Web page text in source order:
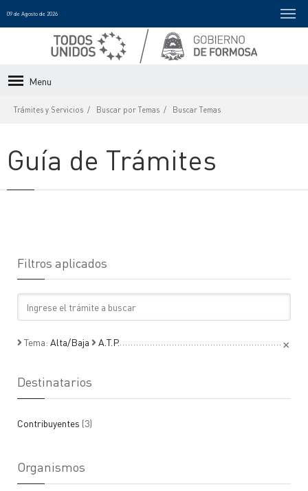
09 de Agosto de 2026
Menu
Trámites y Servicios Buscar por Temas Buscar Temas
Guía de Trámites
Filtros aplicados
Tema: Alta/Baja A.T.P. ×
Destinatarios
Contribuyentes (3)
Organismos